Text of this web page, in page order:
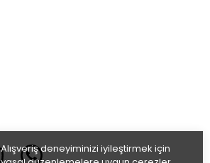
Alışveriş deneyiminizi iyileştirmek için